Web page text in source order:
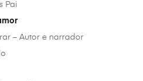
Pai
– Autor e narrador